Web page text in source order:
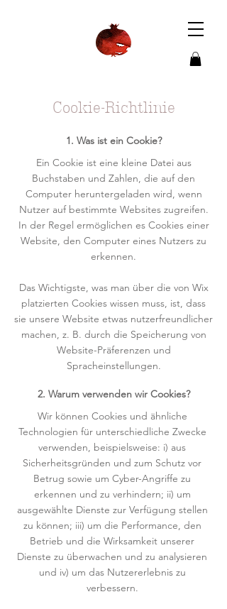
Cookie-Richtlinie
1. Was ist ein Cookie?
Ein Cookie ist eine kleine Datei aus
Buchstaben und Zahlen, die auf den
Computer heruntergeladen wird, wenn
Nutzer auf bestimmte Websites zugreifen.
In der Regel ermöglichen es Cookies einer
Website, den Computer eines Nutzers zu
erkennen.
Das Wichtigste, was man über die von Wix
platzierten Cookies wissen muss, ist, dass
sie unsere Website etwas nutzerfreundlicher
machen, z. B. durch die Speicherung von
Website-Präferenzen und
Spracheinstellungen.
2. Warum verwenden wir Cookies?
Wir können Cookies und ähnliche
Technologien für unterschiedliche Zwecke
verwenden, beispielsweise: i) aus
Sicherheitsgründen und zum Schutz vor
Betrug sowie um Cyber-Angriffe zu
erkennen und zu verhindern; ii) um
ausgewählte Dienste zur Verfügung stellen
zu können; iii) um die Performance, den
Betrieb und die Wirksamkeit unserer
Dienste zu überwachen und zu analysieren
und iv) um das Nutzererlebnis zu
verbessern.